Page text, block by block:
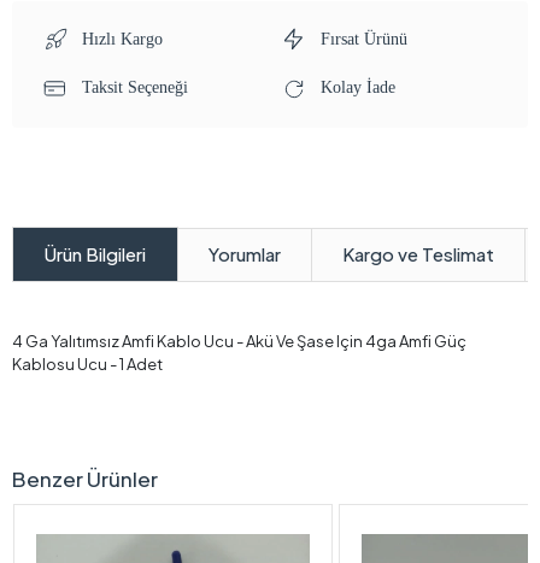
Hızlı Kargo Fırsat Ürünü
Taksit Seçeneği Kolay İade
Ürün Bilgileri Yorumlar Kargo ve Teslimat
4 Ga Yalıtımsız Amfi Kablo Ucu - Akü Ve Şase Için 4ga Amfi Güç
Kablosu Ucu - 1 Adet
Benzer Ürünler